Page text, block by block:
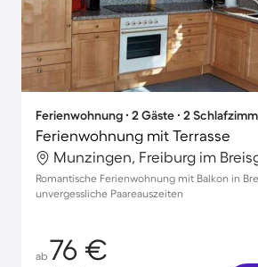
Ferienwohnung ∙ 2 Gäste ∙ 2
Ferienwohnung mit Terrasse
Romantische Ferienwohnung mit Balkon in
unvergessliche Paareauszeiten
ab 76 €